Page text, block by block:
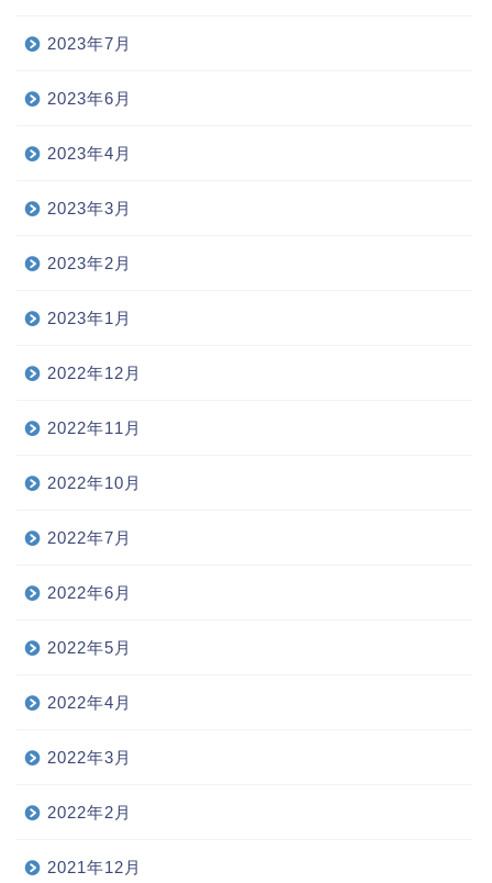
2023年7月
2023年6月
2023年4月
2023年3月
2023年2月
2023年1月
2022年12月
2022年11月
2022年10月
2022年7月
2022年6月
2022年5月
2022年4月
2022年3月
2022年2月
2021年12月